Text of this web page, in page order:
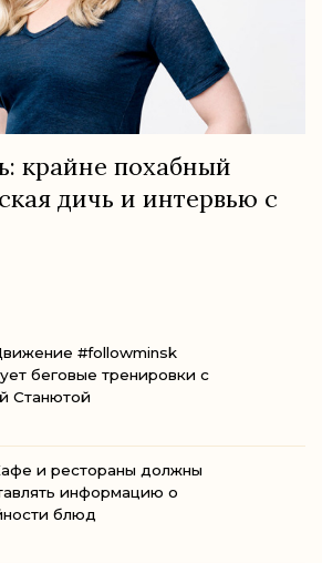
крайне похабный
дичь и интервью с
#followminsk
беговые тренировки с
Станютой
и рестораны должны
информацию о
блюд